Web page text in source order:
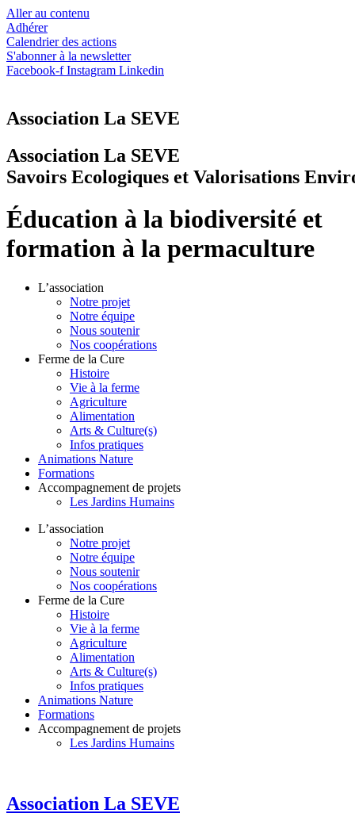
Aller au contenu
Adhérer
Calendrier des actions
S'abonner à la newsletter
Facebook-f Instagram Linkedin
Association La SEVE
Association La SEVE
Savoirs Ecologiques et Valorisations
Éducation à la biodiversité et
formation à la permaculture
L’association
Notre projet
Notre équipe
Nous soutenir
Nos coopérations
Ferme de la Cure
Histoire
Vie à la ferme
Agriculture
Alimentation
Arts & Culture(s)
Infos pratiques
Animations Nature
Formations
Accompagnement de projets
Les Jardins Humains
L’association
Notre projet
Notre équipe
Nous soutenir
Nos coopérations
Ferme de la Cure
Histoire
Vie à la ferme
Agriculture
Alimentation
Arts & Culture(s)
Infos pratiques
Animations Nature
Formations
Accompagnement de projets
Les Jardins Humains
Association La SEVE